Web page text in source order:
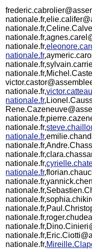
nationale.fr,
nationale.fr
nationale.fr,
nationale.fr
nationale.fr,
nationale.fr
nationale.fr,
nationale.fr
nationale.fr,